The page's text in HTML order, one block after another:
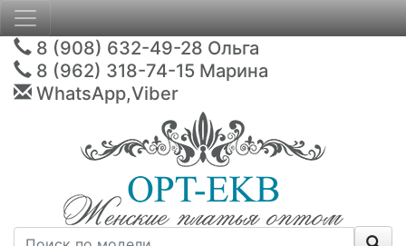
8 (908) 632-49-28 Ольга
8 (962) 318-74-15 Марина
WhatsApp,Viber